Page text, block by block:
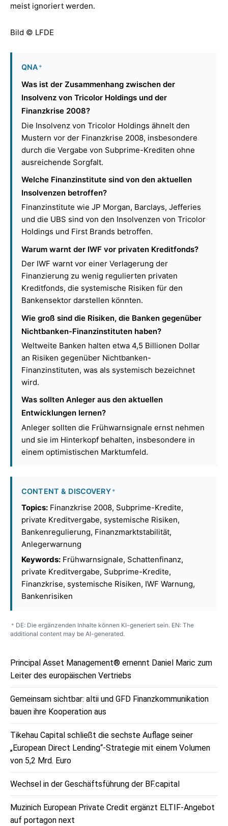
meist ignoriert werden.
Bild © LFDE
QNA*
Was ist der Zusammenhang zwischen der
Insolvenz von Tricolor Holdings und der
Finanzkrise 2008?
Die Insolvenz von Tricolor Holdings ähnelt den
Mustern vor der Finanzkrise 2008, insbesondere
durch die Vergabe von Subprime-Krediten ohne
ausreichende Sorgfalt.
Welche Finanzinstitute sind von den aktuellen
Insolvenzen betroffen?
Finanzinstitute wie JP Morgan, Barclays, Jefferies
und die UBS sind von den Insolvenzen von Tricolor
Holdings und First Brands betroffen.
Warum warnt der IWF vor privaten Kreditfonds?
Der IWF warnt vor einer Verlagerung der
Finanzierung zu wenig regulierten privaten
Kreditfonds, die systemische Risiken für den
Bankensektor darstellen könnten.
Wie groß sind die Risiken, die Banken gegenüber
Nichtbanken-Finanzinstituten haben?
Weltweite Banken halten etwa 4,5 Billionen Dollar
an Risiken gegenüber Nichtbanken-
Finanzinstituten, was als systemisch bezeichnet
wird.
Was sollten Anleger aus den aktuellen
Entwicklungen lernen?
Anleger sollten die Frühwarnsignale ernst nehmen
und sie im Hinterkopf behalten, insbesondere in
einem optimistischen Marktumfeld.
CONTENT & DISCOVERY *
Topics: Finanzkrise 2008, Subprime-Kredite,
private Kreditvergabe, systemische Risiken,
Bankenregulierung, Finanzmarktstabilität,
Anlegerwarnung
Keywords: Frühwarnsignale, Schattenfinanz,
private Kreditvergabe, Subprime-Kredite,
Finanzkrise, systemische Risiken, IWF Warnung,
Bankenrisiken
* DE: Die ergänzenden Inhalte können KI-generiert sein. EN: The
additional content may be AI-generated.
Principal Asset Management® ernennt Daniel Maric zum
Leiter des europäischen Vertriebs
Gemeinsam sichtbar: altii und GFD Finanzkommunikation
bauen ihre Kooperation aus
Tikehau Capital schließt die sechste Auflage seiner
„European Direct Lending“-Strategie mit einem Volumen
von 5,2 Mrd. Euro
Wechsel in der Geschäftsführung der BF.capital
Muzinich European Private Credit ergänzt ELTIF-Angebot
auf portagon next